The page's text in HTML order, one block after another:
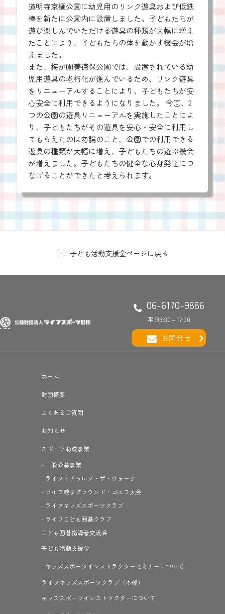
道明寺京樋公園に幼児用のリンク遊具および低鉄
棒を新たに公園内に設置しました。子どもたちが
遊び楽しんでいただける遊具の種類が大幅に増え
たことにより、子どもたちの体を動かす機会が増
えました。
また、梅が園善徳保公園では、設置されている幼
児用遊具の老朽化が進んでいるため、リンク遊具
をリニューアルすることにより、子どもたちが安
心安全に利用できるようになりました。 今回、2
つの公園の遊具リニューアルを実施したことによ
り、子どもたちがその遊具を安心・安全に利用し
てもらえたのは勿論のこと、公園での利用できる
遊具の種類が大幅に増え、子どもたちの遊ぶ機会
が増えました。子どもたちの健全な心身発達につ
なげることができたと考えられます。
子ども活動支援金ページに戻る
06-6170-9886
平日9:30～17:00
お問合せ
ホーム
財団概要
よくあるご質問
お知らせ
スポーツ助成事業
- 一般公募事業
- ライフ・チャレジ・ザ・ウォーク
- ライフ親子グラウンド・ゴルフ大会
- ライフキッズスポーツクラブ
- ライフこども囲碁クラブ
こども囲碁指導者交流会
子ども活動支援金
- キッズスポーツインストラクターセミナーについて
ライフキッズスポーツクラブ（本部）
キッズスポーツインストラクターについて